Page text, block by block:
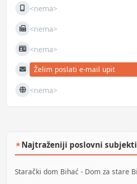
Mobilni<nema>
Fax <nema>
JIB <nema>
E-mailŽelim poslati e-mail upit
Web <nema>
★Najtraženiji poslovni subjekti